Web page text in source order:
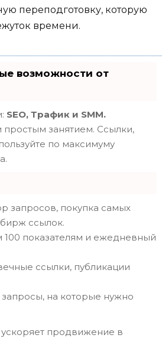
переподготовку, которую
времени.
возможности от
SEO, Трафик и SMM.
занятием. Ссылки,
по максимуму
запросов, покупка самых
ссылок.
показателям и ежедневный
ссылки, публикации
на которые нужно
ускоряет продвижение в